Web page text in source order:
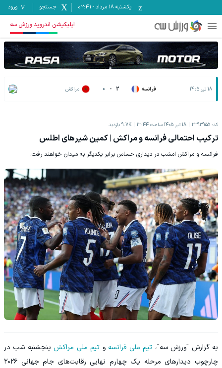
یکشنبه ۱۸ مرداد -
02:41 جستجو ورود
اپلیکیشن اندروید ورزش سه
18 تیر 1405 فرانسه 2
-
0 مراکش
کد: 2393955 18 تیر 1405 ساعت 13:44 9.7K بازدید
ترکیب احتمالی فرانسه و مراکش | کمین شیرهای اطلس
فرانسه و مراکش امشب در دیداری حساس برابر یکدیگر به میدان خواهند رفت.
به گزارش "ورزش سه"، تیم ملی فرانسه و تیم ملی مراکش پنجشنبه شب در
چارچوب دیدارهای مرحله یک چهارم نهایی رقابت‌های جام جهانی ۲۰۲۶